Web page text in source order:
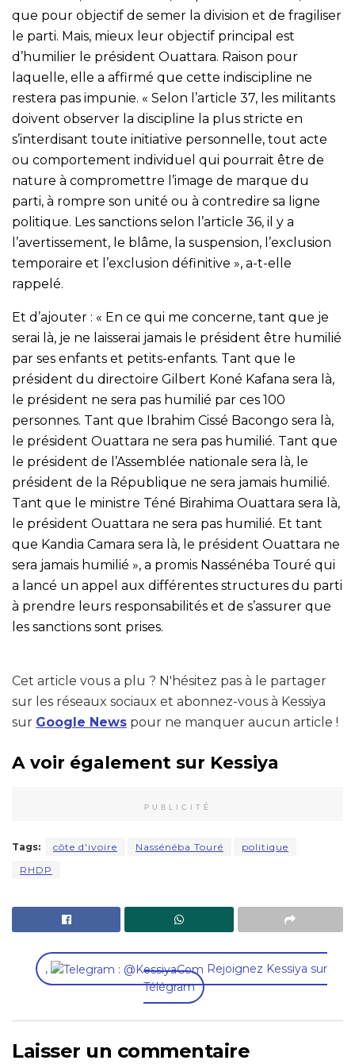
que pour objectif de semer la division et de fragiliser
le parti. Mais, mieux leur objectif principal est
d’humilier le président Ouattara. Raison pour
laquelle, elle a affirmé que cette indiscipline ne
restera pas impunie. « Selon l’article 37, les militants
doivent observer la discipline la plus stricte en
s’interdisant toute initiative personnelle, tout acte
ou comportement individuel qui pourrait être de
nature à compromettre l’image de marque du
parti, à rompre son unité ou à contredire sa ligne
politique. Les sanctions selon l’article 36, il y a
l’avertissement, le blâme, la suspension, l’exclusion
temporaire et l’exclusion définitive », a-t-elle
rappelé.
Et d’ajouter : « En ce qui me concerne, tant que je
serai là, je ne laisserai jamais le président être humilié
par ses enfants et petits-enfants. Tant que le
président du directoire Gilbert Koné Kafana sera là,
le président ne sera pas humilié par ces 100
personnes. Tant que Ibrahim Cissé Bacongo sera là,
le président Ouattara ne sera pas humilié. Tant que
le président de l’Assemblée nationale sera là, le
président de la République ne sera jamais humilié.
Tant que le ministre Téné Birahima Ouattara sera là,
le président Ouattara ne sera pas humilié. Et tant
que Kandia Camara sera là, le président Ouattara ne
sera jamais humilié », a promis Nassénéba Touré qui
a lancé un appel aux différentes structures du parti
à prendre leurs responsabilités et de s’assurer que
les sanctions sont prises.
Cet article vous a plu ? N'hésitez pas à le partager
sur les réseaux sociaux et abonnez-vous à Kessiya
sur Google News pour ne manquer aucun article !
A voir également sur Kessiya
PUBLICITÉ
Tags: côte d'ivoire Nassénéba Touré
politique
RHDP
,
Rejoignez Kessiya sur
Télégram
Laisser un commentaire